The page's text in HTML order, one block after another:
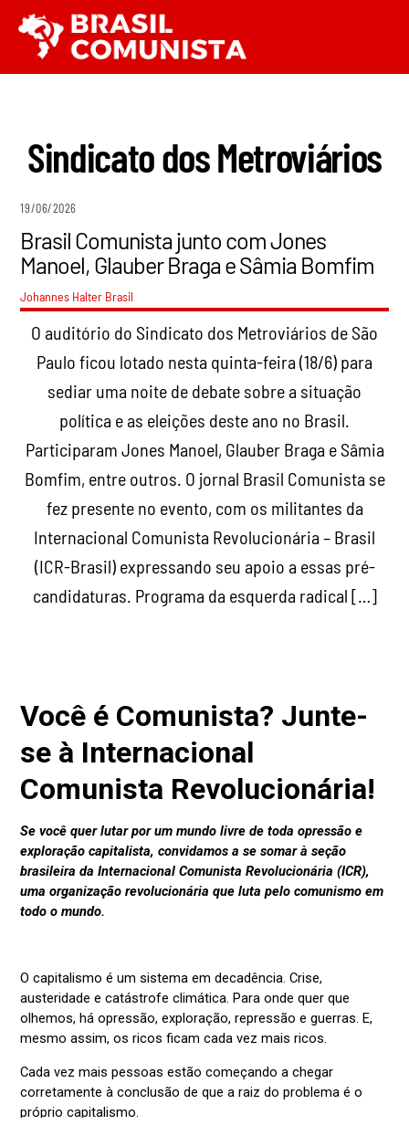
para
o
Sindicato dos Metroviários
19/06/2026
Brasil Comunista junto com Jones
Manoel, Glauber Braga e Sâmia Bomfim
Johannes Halter Brasil
O auditório do Sindicato dos Metroviários de São
Paulo ficou lotado nesta quinta-feira (18/6) para
sediar uma noite de debate sobre a situação
política e as eleições deste ano no Brasil.
Participaram Jones Manoel, Glauber Braga e Sâmia
Bomfim, entre outros. O jornal Brasil Comunista se
fez presente no evento, com os militantes da
Internacional Comunista Revolucionária – Brasil
(ICR-Brasil) expressando seu apoio a essas pré-
candidaturas. Programa da esquerda radical […]